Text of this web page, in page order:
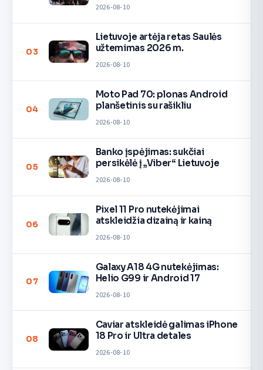
2026-08-10
03
Lietuvoje artėja retas Saulės
užtemimas 2026 m.
2026-08-10
04
Moto Pad 70: plonas Android
planšetinis su rašikliu
2026-08-10
05
Banko įspėjimas: sukčiai
persikėlė į „Viber“ Lietuvoje
2026-08-10
06
Pixel 11 Pro nutekėjimai
atskleidžia dizainą ir kainą
2026-08-10
07
Galaxy A18 4G nutekėjimas:
Helio G99 ir Android 17
2026-08-10
08
Caviar atskleidė galimas iPhone
18 Pro ir Ultra detales
2026-08-10